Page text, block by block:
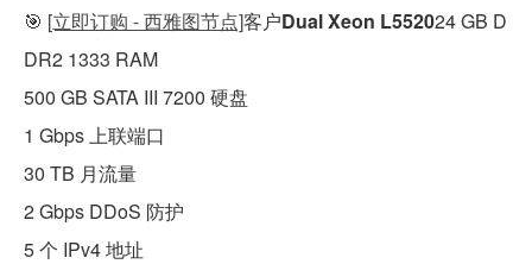
🎯 [立即订购 - 西雅图节点]客户Dual Xeon L552024 GB D
DR2 1333 RAM
500 GB SATA III 7200 硬盘
1 Gbps 上联端口
30 TB 月流量
2 Gbps DDoS 防护
5 个 IPv4 地址